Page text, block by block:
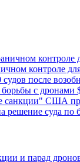
контроле
после
борьбы с
санкции" США
решение суда по